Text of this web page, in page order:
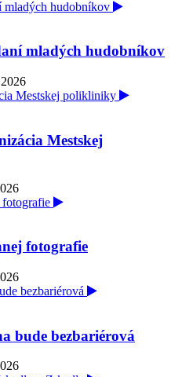
mladých hudobníkov
Mestskej
fotografie
bude bezbariérová